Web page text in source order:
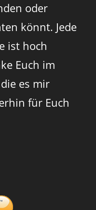
oder
könnt. Jede
ist hoch
Euch im
es mir
für Euch